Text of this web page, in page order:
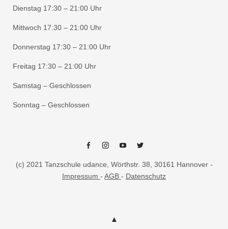
Dienstag 17:30 – 21:00 Uhr
Mittwoch 17:30 – 21:00 Uhr
Donnerstag 17:30 – 21:00 Uhr
Freitag 17:30 – 21:00 Uhr
Samstag – Geschlossen
Sonntag – Geschlossen
FacebookInstagram
YoutubeTwitter
(c) 2021 Tanzschule udance, Wörthstr. 38, 30161 Hannover -
Impressum - AGB - Datenschutz